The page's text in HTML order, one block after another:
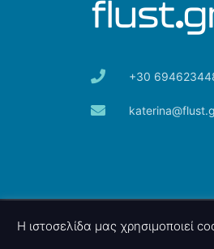
+30
© 2026 nettings,
Η ιστοσελίδα μας χρησιμοποιεί